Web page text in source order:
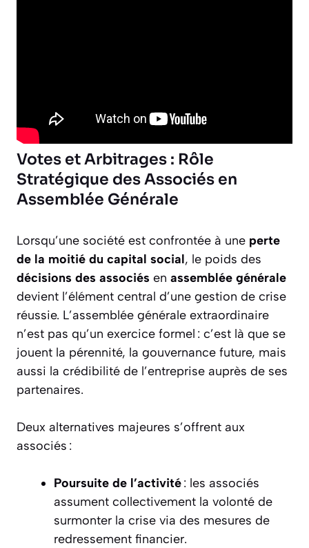
Votes et Arbitrages : Rôle
Stratégique des Associés en
Assemblée Générale
Lorsqu’une société est confrontée à une perte
de la moitié du capital social, le poids des
décisions des associés en assemblée générale
devient l’élément central d’une gestion de crise
réussie. L’assemblée générale extraordinaire
n’est pas qu’un exercice formel : c’est là que se
jouent la pérennité, la gouvernance future, mais
aussi la crédibilité de l’entreprise auprès de ses
partenaires.
Deux alternatives majeures s’offrent aux
associés :
Poursuite de l’activité: les associés
assument collectivement la volonté de
surmonter la crise via des mesures de
redressement financier.